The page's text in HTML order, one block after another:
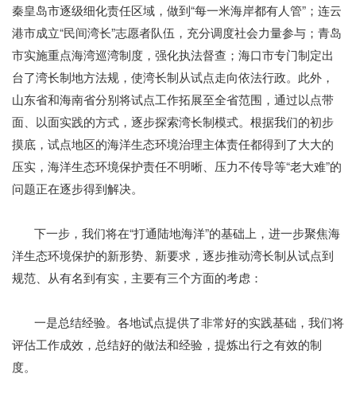
秦皇岛市逐级细化责任区域，做到“每一米海岸都有人管”；连云
港市成立“民间湾长”志愿者队伍，充分调度社会力量参与；青岛
市实施重点海湾巡湾制度，强化执法督查；海口市专门制定出
台了湾长制地方法规，使湾长制从试点走向依法行政。此外，
山东省和海南省分别将试点工作拓展至全省范围，通过以点带
面、以面实践的方式，逐步探索湾长制模式。根据我们的初步
摸底，试点地区的海洋生态环境治理主体责任都得到了大大的
压实，海洋生态环境保护责任不明晰、压力不传导等“老大难”的
问题正在逐步得到解决。
下一步，我们将在“打通陆地海洋”的基础上，进一步聚焦海
洋生态环境保护的新形势、新要求，逐步推动湾长制从试点到
规范、从有名到有实，主要有三个方面的考虑：
一是总结经验。各地试点提供了非常好的实践基础，我们将
评估工作成效，总结好的做法和经验，提炼出行之有效的制
度。